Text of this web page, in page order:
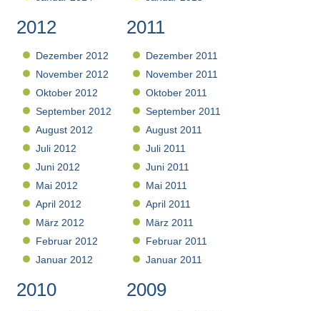
2012
Dezember 2012
November 2012
Oktober 2012
September 2012
August 2012
Juli 2012
Juni 2012
Mai 2012
April 2012
März 2012
Februar 2012
Januar 2012
2011
Dezember 2011
November 2011
Oktober 2011
September 2011
August 2011
Juli 2011
Juni 2011
Mai 2011
April 2011
März 2011
Februar 2011
Januar 2011
2010 2009